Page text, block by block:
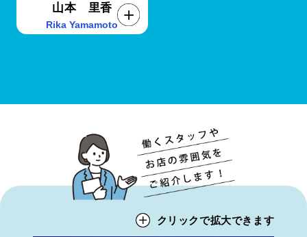
山本 里香
Rika Yamamoto
クリックで拡大できます